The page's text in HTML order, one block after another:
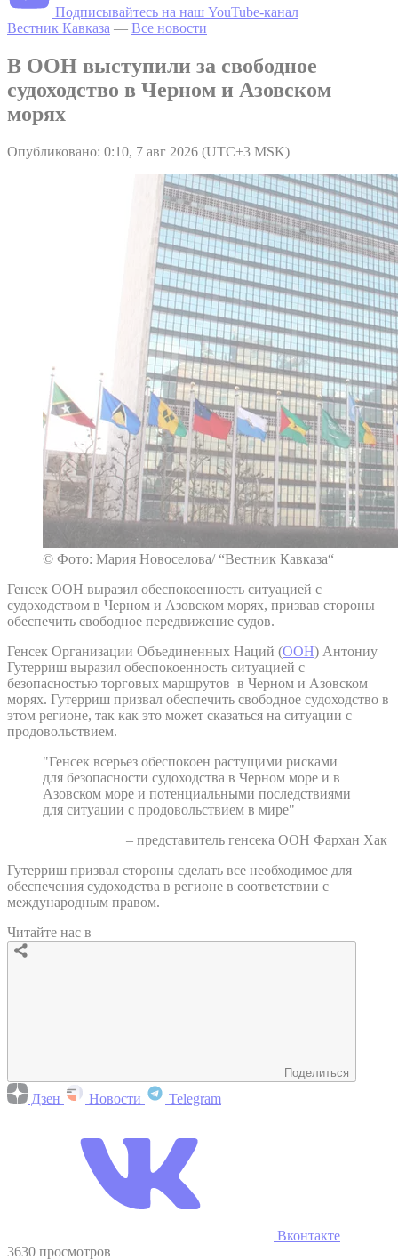
Подписывайтесь на наш YouTube-канал
Вестник Кавказа — Все новости
В ООН выступили за свободное
судоходство в Черном и Азовском
морях
Опубликовано: 0:10, 7 авг 2026 (UTC+3 MSK)
© Фото: Мария Новоселова/ “Вестник Кавказа“
Генсек ООН выразил обеспокоенность ситуацией с
судоходством в Черном и Азовском морях, призвав стороны
обеспечить свободное передвижение судов.
Генсек Организации Объединенных Наций (ООН) Антониу
Гутерриш выразил обеспокоенность ситуацией с
безопасностью торговых маршрутов в Черном и Азовском
морях. Гутерриш призвал обеспечить свободное судоходство в
этом регионе, так как это может сказаться на ситуации с
продовольствием.
"Генсек всерьез обеспокоен растущими рисками
для безопасности судоходства в Черном море и в
Азовском море и потенциальными последствиями
для ситуации с продовольствием в мире"
– представитель генсека ООН Фархан Хак
Гутерриш призвал стороны сделать все необходимое для
обеспечения судоходства в регионе в соответствии с
международным правом.
Читайте нас в
Поделиться
Дзен Новости Telegram
Вконтакте
3630 просмотров